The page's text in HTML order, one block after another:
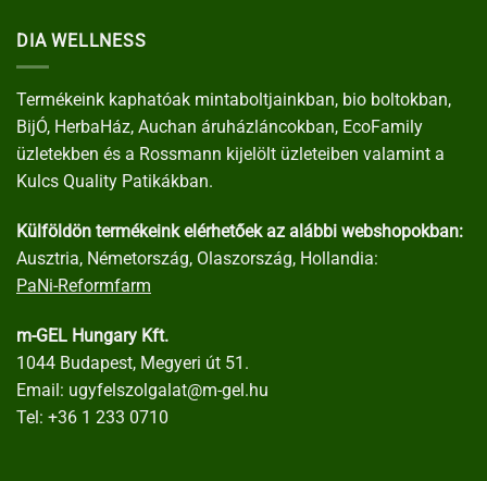
DIA WELLNESS
Termékeink kaphatóak mintaboltjainkban, bio boltokban,
BijÓ, HerbaHáz, Auchan áruházláncokban, EcoFamily
üzletekben és a Rossmann kijelölt üzleteiben valamint a
Kulcs Quality Patikákban.
Külföldön termékeink elérhetőek az alábbi webshopokban:
Ausztria, Németország, Olaszország, Hollandia:
PaNi-Reformfarm
m-GEL Hungary Kft.
1044 Budapest, Megyeri út 51.
Email: ugyfelszolgalat@m-gel.hu
Tel: +36 1 233 0710